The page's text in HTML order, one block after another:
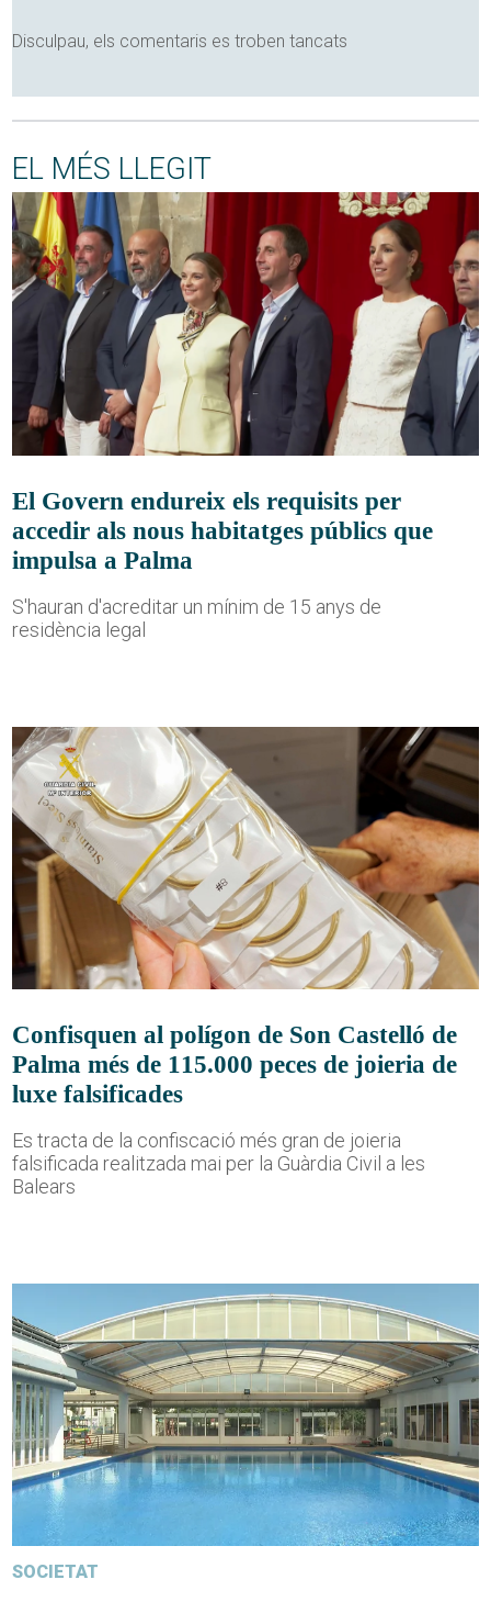
Disculpau, els comentaris es troben tancats
EL MÉS LLEGIT
El Govern endureix els requisits per
accedir als nous habitatges públics que
impulsa a Palma
S'hauran d'acreditar un mínim de 15 anys de
residència legal
Confisquen al polígon de Son Castelló de
Palma més de 115.000 peces de joieria de
luxe falsificades
Es tracta de la confiscació més gran de joieria
falsificada realitzada mai per la Guàrdia Civil a les
Balears
SOCIETAT